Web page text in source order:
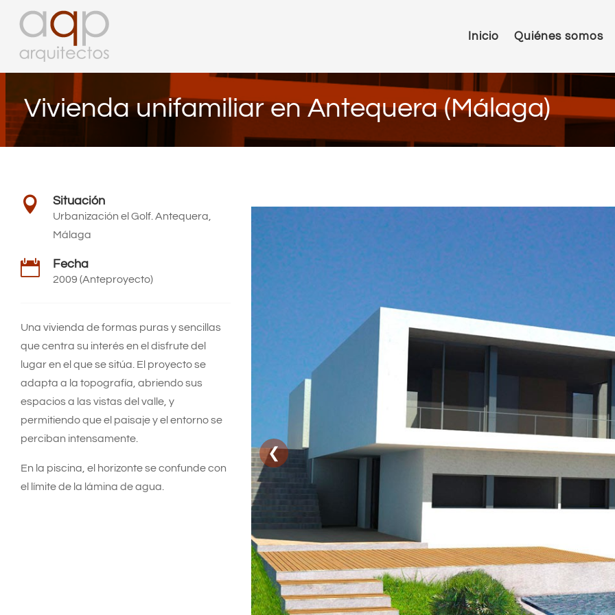
Inicio Quiénes somos
Vivienda unifamiliar en Antequera (Málaga)
 Situación
Urbanización el Golf. Antequera,
Málaga
 Fecha
2009 (Anteproyecto)
Una vivienda de formas puras y sencillas
que centra su interés en el disfrute del
lugar en el que se sitúa. El proyecto se
adapta a la topografía, abriendo sus
espacios a las vistas del valle, y
permitiendo que el paisaje y el entorno se
perciban intensamente.
En la piscina, el horizonte se confunde con
el límite de la lámina de agua.
❮